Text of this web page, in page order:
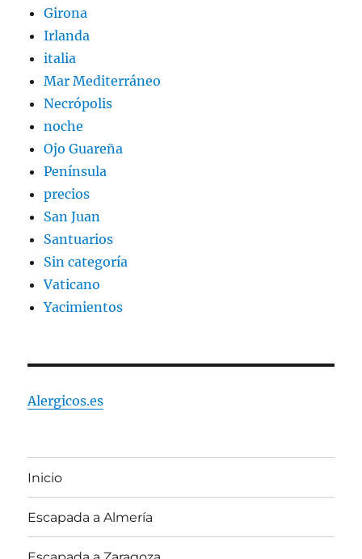
Girona
Irlanda
italia
Mar Mediterráneo
Necrópolis
noche
Ojo Guareña
Península
precios
San Juan
Santuarios
Sin categoría
Vaticano
Yacimientos
Alergicos.es
Inicio
Escapada a Almería